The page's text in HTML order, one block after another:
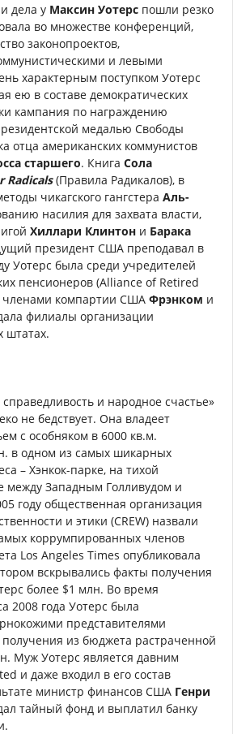
дела у Максин Уотерс пошли резко
во множестве конференций,
законопроектов,
и левыми
характерным поступком Уотерс
ею в составе демократических
кампания по награждению
медалью Свободы
отца американских коммунистов
старшего. Книга Сола
Radicals(Правила Радикалов), в
чикагского гангстера Аль-
насилия для захвата власти,
Хиллари Клинтон и Барака
президент США преподавал в
Уотерс была среди учредителей
пенсионеров (Alliance of Retired
членами компартии США Фрэнком и
филиалы организации
штатах.
и народное счастье»
не бедствует. Она владеет
с особняком в 6000 кв.м.
в одном из самых шикарных
– Хэнкок-парке, на тихой
между Западным Голливудом и
году общественная организация
и этики (CREW) назвали
коррумпированных членов
Los Angeles Times опубликовала
вскрывались факты получения
более $1 млн. Во время
2008 года Уотерс была
представителями
из бюджета растраченной
Муж Уотерс является давним
и даже входил в его состав
министр финансов США Генри
тайный фонд и выплатил банку